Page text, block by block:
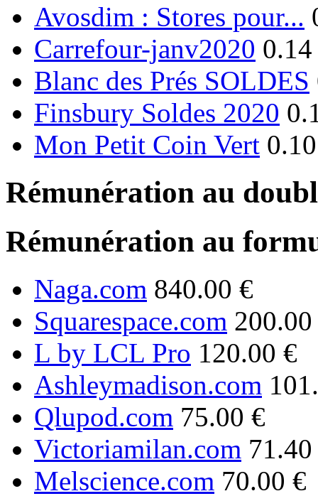
Avosdim : Stores pour...
Carrefour-janv2020
Blanc des Prés SOLDES
Finsbury Soldes 2020
Mon Petit Coin Vert
Rémunération au
Rémunération au
Naga.com 840.00 €
Squarespace.com
L by LCL Pro 120.00 €
Ashleymadison.com
Qlupod.com 75.00 €
Victoriamilan.com
Melscience.com 70.00 €